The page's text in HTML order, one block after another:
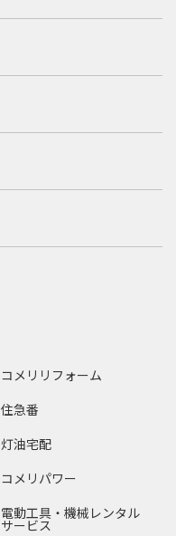
コメリリフォーム
住急番
灯油宅配
コメリパワー
電動工具・機械レンタル
サービス